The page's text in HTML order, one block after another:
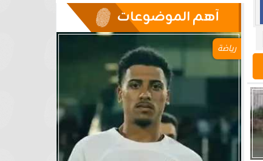
آهم الموضوعات
رياضة